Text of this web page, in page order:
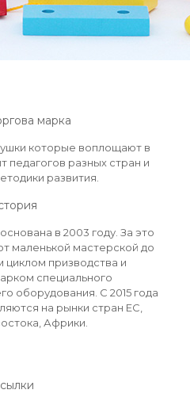
марка
которые воплощают в
педагогов разных стран и
развития.
в 2003 году. За это
маленькой мастерской до
циклом призводства и
специального
оборудования. С 2015 года
на рынки стран ЕС,
Африки.